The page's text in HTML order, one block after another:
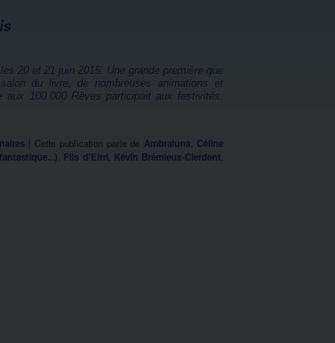
20 et 21 juin 2015. Une grande première que
du livre, de nombreuses animations et
aux 100.000 Rêves participait aux festivités.
| Cette publication parle de Ambraluna Céline
Fils d'Eitri Kévin Brémieux-Clerdent